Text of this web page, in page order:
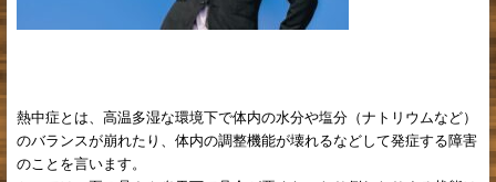
熱中症とは、高温多湿な環境下で体内の水分や塩分（ナトリウムなど）
のバランスが崩れたり、体内の調整機能が壊れるなどして発症する障害
のことを言います。